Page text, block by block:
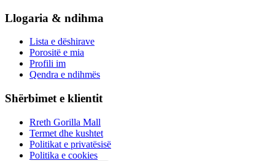
Llogaria & ndihma
Lista e dëshirave
Porositë e mia
Profili im
Qendra e ndihmës
Shërbimet e klientit
Rreth Gorilla Mall
Termet dhe kushtet
Politikat e privatësisë
Politika e cookies